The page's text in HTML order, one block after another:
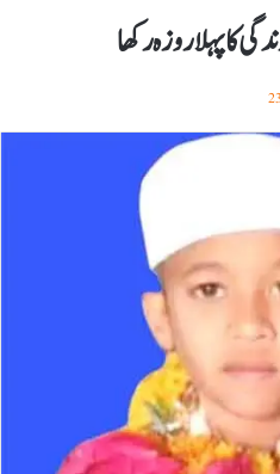
کا پہلا روزہ رکھا
23